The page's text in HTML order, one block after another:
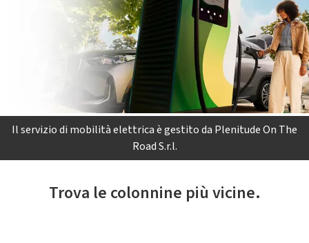
Il servizio di mobilità elettrica è gestito da Plenitude On The
Road S.r.l.
Trova le colonnine più vicine.